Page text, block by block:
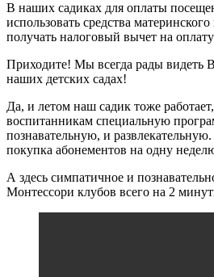
В наших садиках для оплаты
использовать средства
получать налоговый вычет на
Приходите! Мы всегда рады видеть
наших детских садах!
Да, и летом наш садик тоже
воспитанникам специальную
познавательную, и
покупка абонементов на одну
А здесь симпатичное и
Монтессори клубов всего на 2